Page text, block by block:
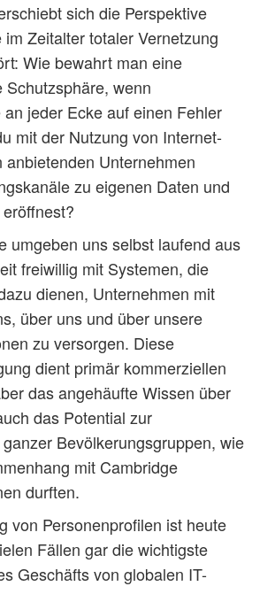
sich die Perspektive
Zeitalter totaler Vernetzung
Wie bewahrt man eine
Schutzsphäre, wenn
jeder Ecke auf einen Fehler
mit der Nutzung von Internet-
anbietenden Unternehmen
zu eigenen Daten und
umgeben uns selbst laufend aus
freiwillig mit Systemen, die
dienen, Unternehmen mit
über uns und über unsere
zu versorgen. Diese
dient primär kommerziellen
das angehäufte Wissen über
das Potential zur
Bevölkerungsgruppen, wie
mit Cambridge
durften.
von Personenprofilen ist heute
Fällen gar die wichtigste
Geschäfts von globalen IT-